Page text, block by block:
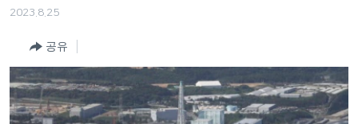
인
츠
로
이
프로그램
주파수 안내
언어 선택
2023.8.25
공유